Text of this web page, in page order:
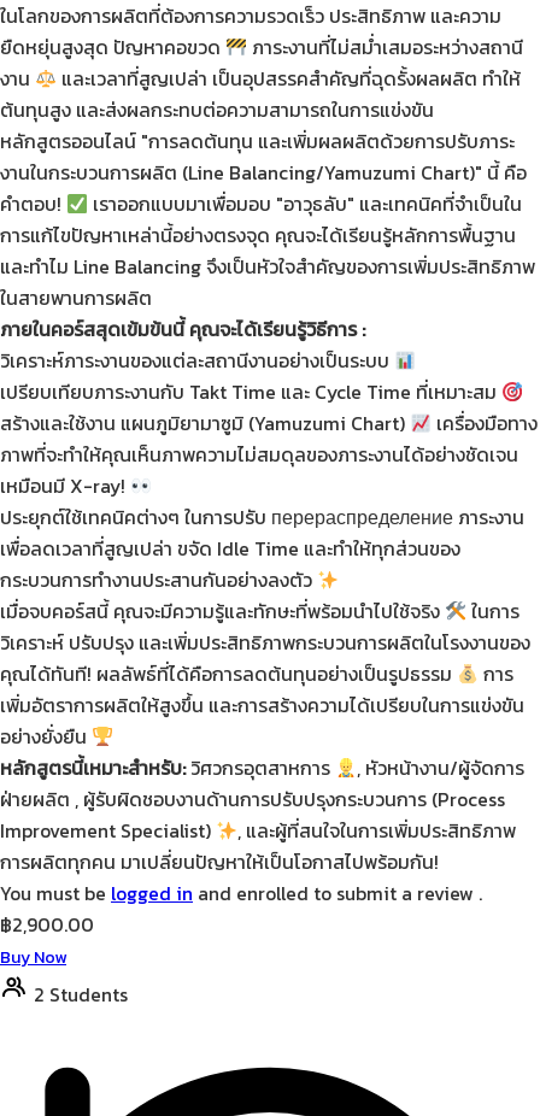
ในโลกของการผลิตที่ต้องการความรวดเร็ว ประสิทธิภาพ และความ
ยืดหยุ่นสูงสุด ปัญหาคอขวด
ภาระงานที่ไม่สม่ำเสมอระหว่างสถานี
งาน
และเวลาที่สูญเปล่า เป็นอุปสรรคสำคัญที่ฉุดรั้งผลผลิต ทำให้
ต้นทุนสูง และส่งผลกระทบต่อความสามารถในการแข่งขัน
หลักสูตรออนไลน์ "การลดต้นทุน และเพิ่มผลผลิตด้วยการปรับภาระ
งานในกระบวนการผลิต (Line Balancing/Yamuzumi Chart)" นี้ คือ
คำตอบ!
เราออกแบบมาเพื่อมอบ "อาวุธลับ" และเทคนิคที่จำเป็นใน
การแก้ไขปัญหาเหล่านี้อย่างตรงจุด คุณจะได้เรียนรู้หลักการพื้นฐาน
และทำไม Line Balancing จึงเป็นหัวใจสำคัญของการเพิ่มประสิทธิภาพ
ในสายพานการผลิต
ภายในคอร์สสุดเข้มข้นนี้ คุณจะได้เรียนรู้วิธีการ :
วิเคราะห์ภาระงานของแต่ละสถานีงานอย่างเป็นระบบ
เปรียบเทียบภาระงานกับ Takt Time และ Cycle Time ที่เหมาะสม
สร้างและใช้งาน แผนภูมิยามาซูมิ (Yamuzumi Chart)
เครื่องมือทาง
ภาพที่จะทำให้คุณเห็นภาพความไม่สมดุลของภาระงานได้อย่างชัดเจน
เหมือนมี X-ray!
ประยุกต์ใช้เทคนิคต่างๆ ในการปรับ перераспределение ภาระงาน
เพื่อลดเวลาที่สูญเปล่า ขจัด Idle Time และทำให้ทุกส่วนของ
กระบวนการทำงานประสานกันอย่างลงตัว
เมื่อจบคอร์สนี้ คุณจะมีความรู้และทักษะที่พร้อมนำไปใช้จริง
ในการ
วิเคราะห์ ปรับปรุง และเพิ่มประสิทธิภาพกระบวนการผลิตในโรงงานของ
คุณได้ทันที! ผลลัพธ์ที่ได้คือการลดต้นทุนอย่างเป็นรูปธรรม
การ
เพิ่มอัตราการผลิตให้สูงขึ้น และการสร้างความได้เปรียบในการแข่งขัน
อย่างยั่งยืน
หลักสูตรนี้เหมาะสำหรับ:วิศวกรอุตสาหการ
, หัวหน้างาน/ผู้จัดการ
ฝ่ายผลิต , ผู้รับผิดชอบงานด้านการปรับปรุงกระบวนการ (Process
Improvement Specialist)
, และผู้ที่สนใจในการเพิ่มประสิทธิภาพ
การผลิตทุกคน มาเปลี่ยนปัญหาให้เป็นโอกาสไปพร้อมกัน!
You must be logged in and enrolled to submit a review .
฿2,900.00
Buy Now
2 Students